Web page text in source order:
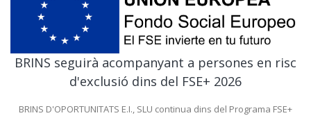
BRINS seguirà acompanyant a persones en risc
d'exclusió dins del FSE+ 2026
BRINS D'OPORTUNITATS E.I., SLU continua dins del Programa FSE+